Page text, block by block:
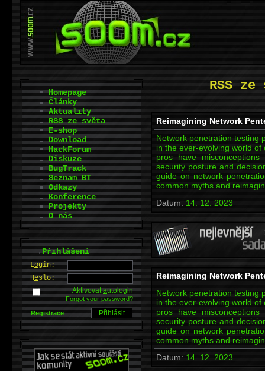
RSS
Reimagining Network
Network penetration testing
in the ever-evolving world
pros have
security posture and
guide on network
common myths and
Datum: 14. 12. 2023
Reimagining Network
Network penetration testing
in the ever-evolving world
pros have
security posture and
guide on network
common myths and
Datum: 14. 12. 2023
Homepage
Články
Aktuality
RSS ze světa
E-shop
Download
HackForum
Diskuze
BugTrack
Seznam BT
Odkazy
Konference
Projekty
O nás
.Přihlášení
Login:
Heslo:
Aktivovatautologin
Forgot your password?
Registrace